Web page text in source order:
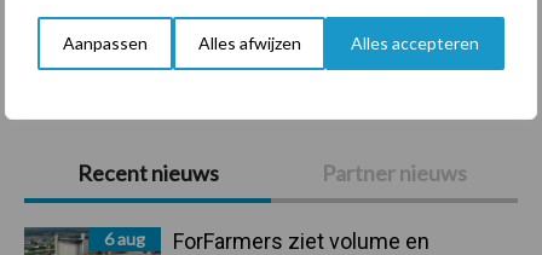
Aanpassen Alles afwijzen Alles accepteren
Primaire
Sidebar
Recent nieuws Partner nieuws
6 aug
ForFarmers ziet volume en
Toon meer